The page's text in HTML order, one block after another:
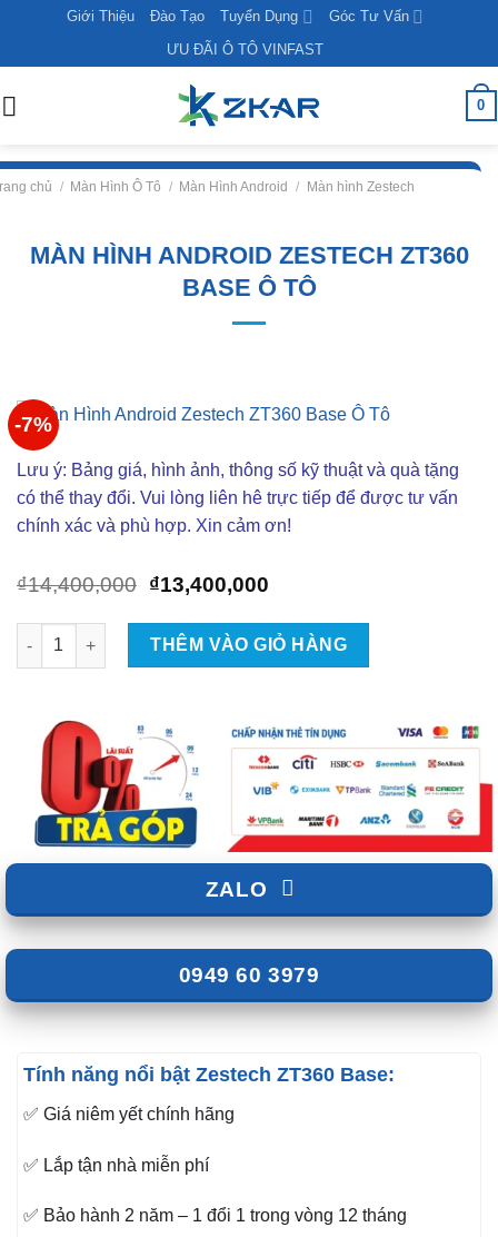
content
Giới Thiệu Đào Tạo Tuyển Dụng
Góc Tư Vấn
ƯU ĐÃI Ô TÔ VINFAST
0
chủ / Màn Hình Ô Tô / Màn Hình Android / Màn hình Zestech
MÀN HÌNH ANDROID ZESTECH ZT360
BASE Ô TÔ
-7%
Lưu ý: Bảng giá, hình ảnh, thông số kỹ thuật và quà tặng
có thể thay đổi. Vui lòng liên hê trực tiếp để được tư vấn
chính xác và phù hợp. Xin cảm ơn!
₫14,400,000 Giá
là:
₫14,400,000.
₫13,400,000Giá
tại
là:
₫13,400,000.
Màn Hình Android Zestech ZT360 Base Ô Tô số lượng
THÊM VÀO GIỎ HÀNG
ZALO
0949 60 3979
Tính năng nổi bật Zestech ZT360 Base:
✅ Giá niêm yết chính hãng
✅ Lắp tận nhà miễn phí
✅ Bảo hành 2 năm – 1 đổi 1 trong vòng 12 tháng